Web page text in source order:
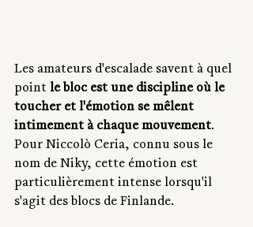
Les amateurs d'escalade savent à quel
point le bloc est une discipline où le
toucher et l'émotion se mêlent
intimement à chaque mouvement.
Pour Niccolò Ceria, connu sous le
nom de Niky, cette émotion est
particulièrement intense lorsqu'il
s'agit des blocs de Finlande.